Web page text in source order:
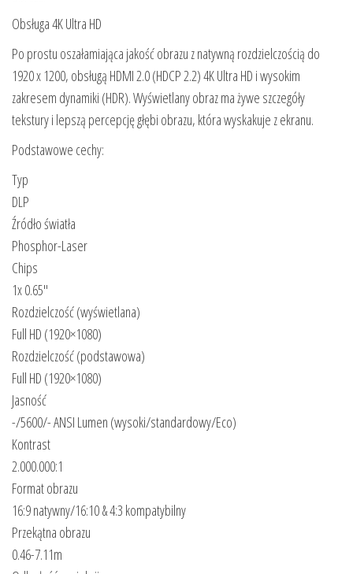
Obsługa 4K Ultra HD
Po prostu oszałamiająca jakość obrazu z natywną rozdzielczością do
1920 x 1200, obsługą HDMI 2.0 (HDCP 2.2) 4K Ultra HD i wysokim
zakresem dynamiki (HDR). Wyświetlany obraz ma żywe szczegóły
tekstury i lepszą percepcję głębi obrazu, która wyskakuje z ekranu.
Podstawowe cechy:
Typ
DLP
Źródło światła
Phosphor-Laser
Chips
1x 0.65″
Rozdzielczość (wyświetlana)
Full HD (1920×1080)
Rozdzielczość (podstawowa)
Full HD (1920×1080)
Jasność
-/​5600/​- ANSI Lumen (wysoki/​standardowy/​Eco)
Kontrast
2.000.000:1
Format obrazu
16:9 natywny/​16:10 & 4:3 kompatybilny
Przekątna obrazu
0.46-7.11m